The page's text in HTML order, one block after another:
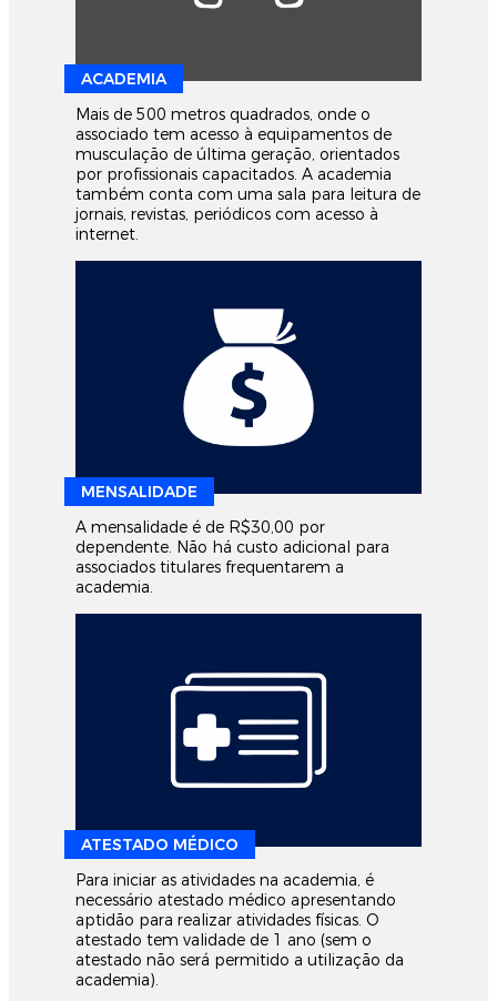
ACADEMIA
Mais de 500 metros quadrados, onde o
associado tem acesso à equipamentos de
musculação de última geração, orientados
por profissionais capacitados. A academia
também conta com uma sala para leitura de
jornais, revistas, periódicos com acesso à
internet.
MENSALIDADE
A mensalidade é de R$30,00 por
dependente. Não há custo adicional para
associados titulares frequentarem a
academia.
ATESTADO MÉDICO
Para iniciar as atividades na academia, é
necessário atestado médico apresentando
aptidão para realizar atividades físicas. O
atestado tem validade de 1 ano (sem o
atestado não será permitido a utilização da
academia).